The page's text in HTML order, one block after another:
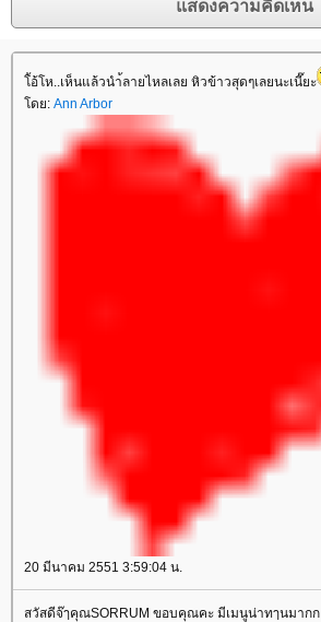
โ้อ้โห..เห็นแล้วนำ้ลายไหลเลย หิวข้าวสุดๆเลยนะเนี๊ยะ
โดย: Ann Arbor
20 มีนาคม 2551 3:59:04 น.
สวัสดีจ๊ๅคุณSORRUM ขอบคุณคะ มีเมนูน่าทๅนมากก